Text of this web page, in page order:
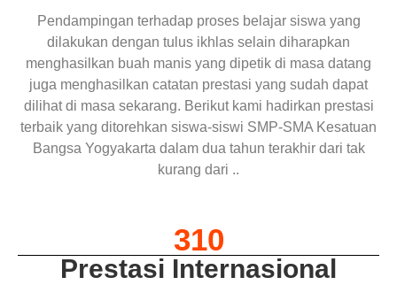
Pendampingan terhadap proses belajar siswa yang
dilakukan dengan tulus ikhlas selain diharapkan
menghasilkan buah manis yang dipetik di masa datang
juga menghasilkan catatan prestasi yang sudah dapat
dilihat di masa sekarang. Berikut kami hadirkan prestasi
terbaik yang ditorehkan siswa-siswi SMP-SMA Kesatuan
Bangsa Yogyakarta dalam dua tahun terakhir dari tak
kurang dari ..
310
Prestasi Internasional